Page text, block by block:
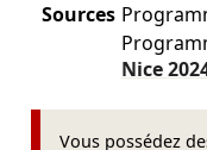
Sources
Nice
Vous possédez